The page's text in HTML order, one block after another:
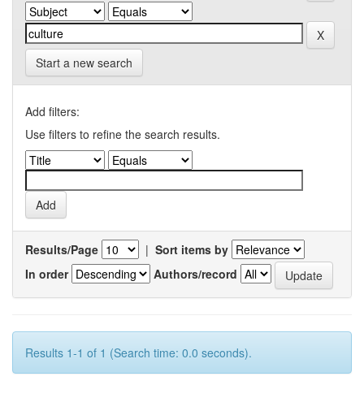
Start a new search
Add filters:
Use filters to refine the search results.
Results/Page | Sort items by
In order
Authors/record
Results 1-1 of 1 (Search time: 0.0 seconds).